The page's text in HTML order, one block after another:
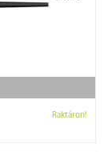
Raktáron!